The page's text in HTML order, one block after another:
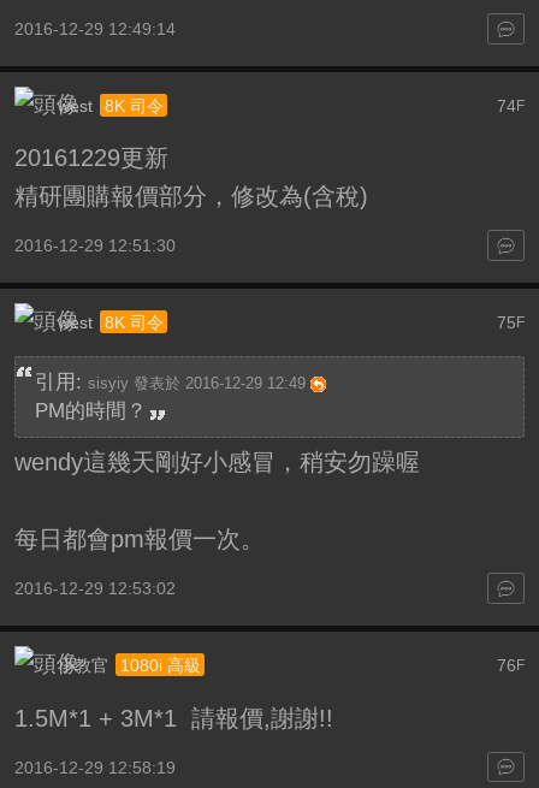
2016-12-29 12:49:14
74F
west 8K 司令
20161229更新
精研團購報價部分，修改為(含稅)
2016-12-29 12:51:30
75F
west 8K 司令
引用: sisyiy 發表於 2016-12-29 12:49
PM的時間？
wendy這幾天剛好小感冒，稍安勿躁喔
每日都會pm報價一次。
2016-12-29 12:53:02
76 F
小教官 1080i 高級
1.5M*1 + 3M*1 請報價,謝謝!!
2016-12-29 12:58:19